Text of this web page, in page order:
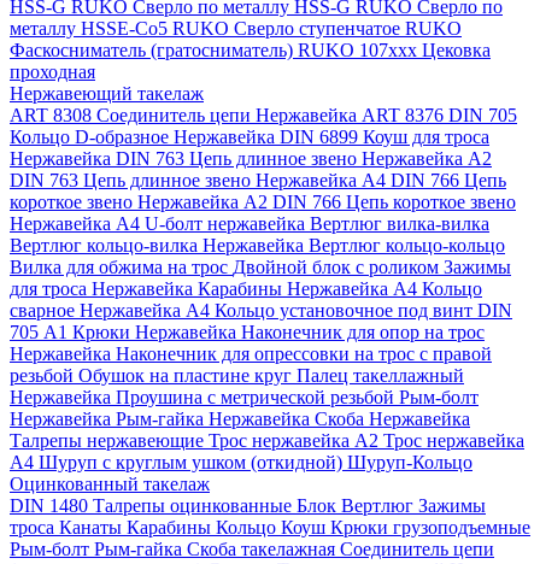
HSS-G RUKO Сверло по металлу HSS-G RUKO Сверло по
металлу HSSE-Co5 RUKO Сверло ступенчатое RUKO
Фаскосниматель (гратосниматель) RUKO 107xxx Цековка
проходная
Нержавеющий такелаж
ART 8308 Соединитель цепи Нержавейка ART 8376 DIN 705
Кольцо D-образное Нержавейка DIN 6899 Коуш для троса
Нержавейка DIN 763 Цепь длинное звено Нержавейка A2
DIN 763 Цепь длинное звено Нержавейка A4 DIN 766 Цепь
короткое звено Нержавейка A2 DIN 766 Цепь короткое звено
Нержавейка А4 U-болт нержавейка Вертлюг вилка-вилка
Вертлюг кольцо-вилка Нержавейка Вертлюг кольцо-кольцо
Вилка для обжима на трос Двойной блок с роликом Зажимы
для троса Нержавейка Карабины Нержавейка А4 Кольцо
сварное Нержавейка A4 Кольцо установочное под винт DIN
705 А1 Крюки Нержавейка Наконечник для опор на трос
Нержавейка Наконечник для опрессовки на трос с правой
резьбой Обушок на пластине круг Палец такеллажный
Нержавейка Проушина с метрической резьбой Рым-болт
Нержавейка Рым-гайка Нержавейка Скоба Нержавейка
Талрепы нержавеющие Трос нержавейка А2 Трос нержавейка
А4 Шуруп с круглым ушком (откидной) Шуруп-Кольцо
Оцинкованный такелаж
DIN 1480 Талрепы оцинкованные Блок Вертлюг Зажимы
троса Канаты Карабины Кольцо Коуш Крюки грузоподъемные
Рым-болт Рым-гайка Скоба такелажная Соединитель цепи